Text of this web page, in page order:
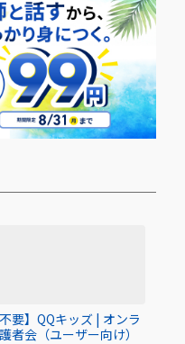
不要】QQキッズ | オンラ
者会（ユーザー向け）